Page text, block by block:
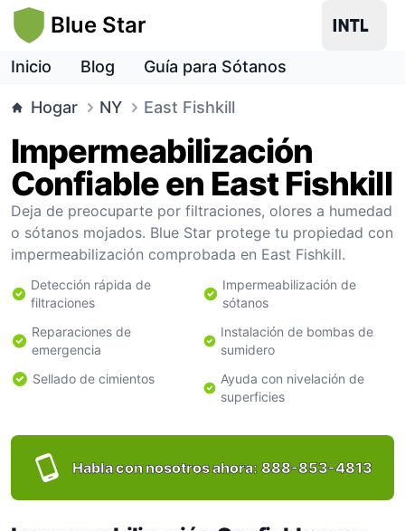
Blue Star
Inicio Blog Guía para Sótanos
Hogar NY East Fishkill
Impermeabilización
Confiable en East Fishkill
Deja de preocuparte por filtraciones, olores a humedad
o sótanos mojados. Blue Star protege tu propiedad con
impermeabilización comprobada en East Fishkill.
Detección rápida de
filtraciones
Impermeabilización de
sótanos
Reparaciones de
emergencia
Instalación de bombas de
sumidero
Sellado de cimientos
Ayuda con nivelación de
superficies
Habla con nosotros ahora: 888-853-4813